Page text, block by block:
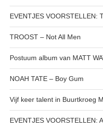
EVENTJES VOORSTELLEN:
TROOST – Not All Men
Postuum album van MATT
NOAH TATE – Boy Gum
Vijf keer talent in Buurtkroeg
EVENTJES VOORSTELLEN: